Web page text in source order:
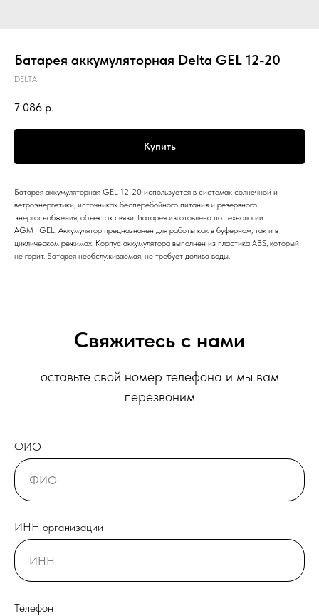
Батарея аккумуляторная Delta GEL 12-20
DELTA
7 086 р.
Купить
Батарея аккумуляторная GEL 12-20 используется в системах солнечной и
ветроэнергетики, источниках бесперебойного питания и резервного
энергоснабжения, объектах связи. Батарея изготовлена по технологии
AGM+GEL. Аккумулятор предназначен для работы как в буферном, так и в
циклическом режимах. Корпус аккумулятора выполнен из пластика ABS, который
не горит. Батарея необслуживаемая, не требует долива воды.
Свяжитесь с нами
оставьте свой номер телефона и мы вам
перезвоним
ФИО
ИНН организации
Телефон